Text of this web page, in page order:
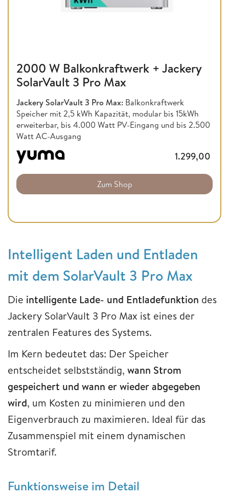
2000 W Balkonkraftwerk + Jackery
SolarVault 3 Pro Max
Jackery SolarVault 3 Pro Max: Balkonkraftwerk
Speicher mit 2,5 kWh Kapazität, modular bis 15kWh
erweiterbar, bis 4.000 Watt PV-Eingang und bis 2.500
Watt AC-Ausgang
1.299,00
Zum Shop
Intelligent Laden und Entladen
mit dem SolarVault 3 Pro Max
Die intelligente Lade- und Entladefunktion des
Jackery SolarVault 3 Pro Max ist eines der
zentralen Features des Systems.
Im Kern bedeutet das: Der Speicher
entscheidet selbstständig, wann Strom
gespeichert und wann er wieder abgegeben
wird, um Kosten zu minimieren und den
Eigenverbrauch zu maximieren. Ideal für das
Zusammenspiel mit einem dynamischen
Stromtarif.
Funktionsweise im Detail